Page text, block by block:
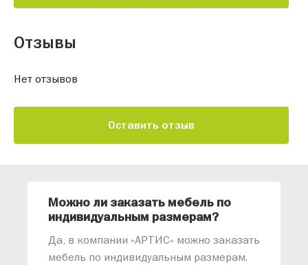
Отзывы
Нет отзывов
Оставить отзыв
Можно ли заказать мебель по
индивидуальным размерам?
Да, в компании «АРТИС» можно заказать
мебель по индивидуальным размерам.